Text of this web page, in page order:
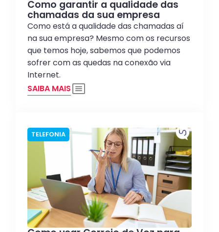
Como garantir a qualidade das
chamadas da sua empresa
Como está a qualidade das chamadas aí
na sua empresa? Mesmo com os recursos
que temos hoje, sabemos que podemos
sofrer com as quedas na conexão via
Internet.
SAIBA MAIS
TELEFONIA